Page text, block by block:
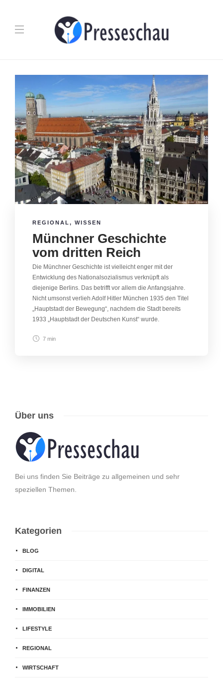
REGIONAL , WISSEN
Münchner Geschichte
vom dritten Reich
Die Münchner Geschichte ist vielleicht enger mit der
Entwicklung des Nationalsozialismus verknüpft als
diejenige Berlins. Das betrifft vor allem die Anfangsjahre.
Nicht umsonst verlieh Adolf Hitler München 1935 den Titel
„Hauptstadt der Bewegung“, nachdem die Stadt bereits
1933 „Hauptstadt der Deutschen Kunst“ wurde.
7 min
Über uns
Bei uns finden Sie Beiträge zu allgemeinen und sehr
speziellen Themen.
Kategorien
BLOG
DIGITAL
FINANZEN
IMMOBILIEN
LIFESTYLE
REGIONAL
WIRTSCHAFT